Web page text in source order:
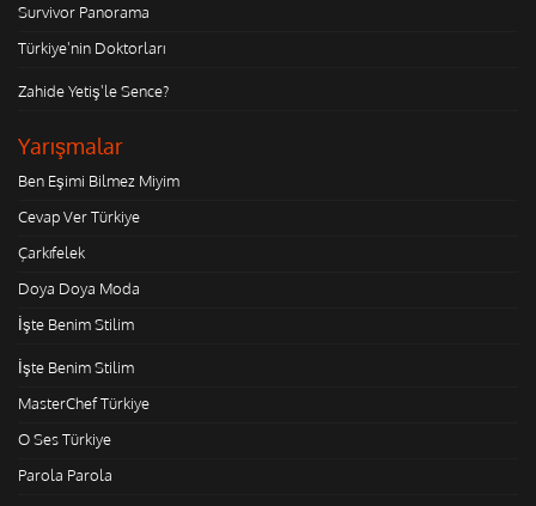
Survivor Panorama
Türkiye'nin Doktorları
Zahide Yetiş'le Sence?
Yarışmalar
Ben Eşimi Bilmez Miyim
Cevap Ver Türkiye
Çarkıfelek
Doya Doya Moda
İşte Benim Stilim
İşte Benim Stilim
MasterChef Türkiye
O Ses Türkiye
Parola Parola